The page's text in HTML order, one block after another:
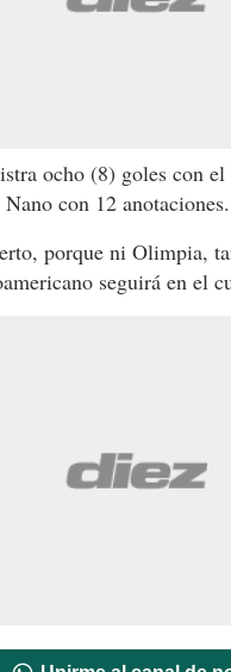
ocho (8) goles con
con 12 anotaciones.
porque ni Olimpia,
seguirá en el